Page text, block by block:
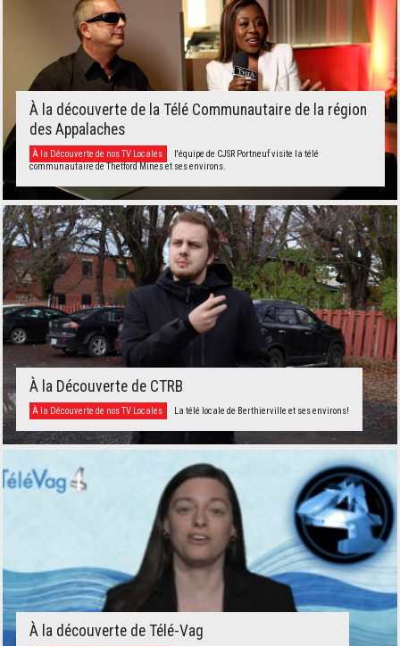
À la découverte de la Télé Communautaire de la région
des Appalaches
À la Découverte de nos TV Locales
l'équipe de CJSR Portneuf visite la télé
communautaire de Thetford Mines et ses environs.
À la Découverte de CTRB
À la Découverte de nos TV Locales La télé locale de Berthierville et ses environs!
À la découverte de Télé-Vag